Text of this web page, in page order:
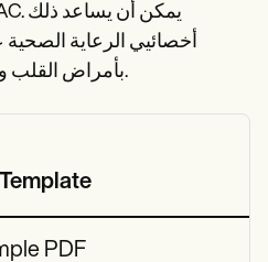
أخصائيي الرعاية
بأمراض القلب وتحديد خطة العلاج المناسبة.
PDF